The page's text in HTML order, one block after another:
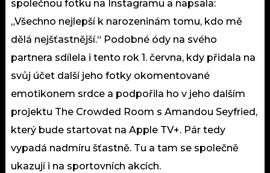
společnou fotku na Instagramu a napsala:
„Všechno nejlepší k narozeninám tomu, kdo mě
dělá nejšťastnější.“ Podobné ódy na svého
partnera sdílela i tento rok 1. června, kdy přidala na
svůj účet další jeho fotky okomentované
emotikonem srdce a podpořila ho v jeho dalším
projektu The Crowded Room s Amandou Seyfried,
který bude startovat na Apple TV+. Pár tedy
vypadá nadmíru šťastně. Tu a tam se společně
ukazují i na sportovních akcích.